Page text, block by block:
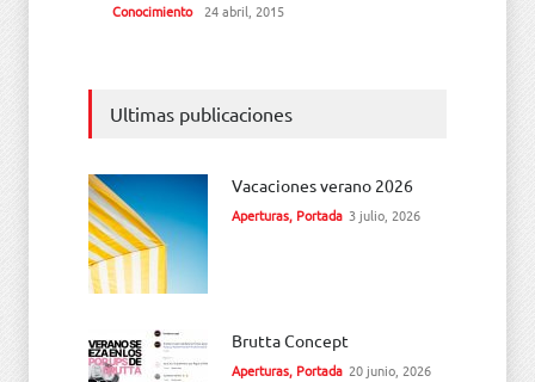
Conocimiento 24 abril, 2015
Ultimas publicaciones
Vacaciones verano 2026
Aperturas, Portada 3 julio, 2026
Brutta Concept
Aperturas, Portada 20 junio, 2026